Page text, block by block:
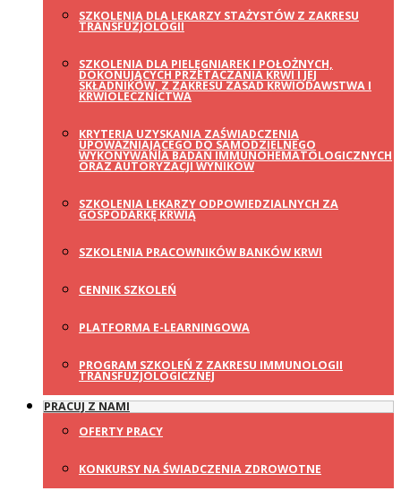
SZKOLENIA DLA LEKARZY STAŻYSTÓW Z ZAKRESU
TRANSFUZJOLOGII
SZKOLENIA DLA PIELĘGNIAREK I POŁOŻNYCH,
DOKONUJĄCYCH PRZETACZANIA KRWI I JEJ
SKŁADNIKÓW, Z ZAKRESU ZASAD KRWIODAWSTWA I
KRWIOLECZNICTWA
KRYTERIA UZYSKANIA ZAŚWIADCZENIA
UPOWAŻNIAJĄCEGO DO SAMODZIELNEGO
WYKONYWANIA BADAŃ IMMUNOHEMATOLOGICZNYCH
ORAZ AUTORYZACJI WYNIKÓW
SZKOLENIA LEKARZY ODPOWIEDZIALNYCH ZA
GOSPODARKĘ KRWIĄ
SZKOLENIA PRACOWNIKÓW BANKÓW KRWI
CENNIK SZKOLEŃ
PLATFORMA E-LEARNINGOWA
PROGRAM SZKOLEŃ Z ZAKRESU IMMUNOLOGII
TRANSFUZJOLOGICZNEJ
PRACUJ Z NAMI
OFERTY PRACY
KONKURSY NA ŚWIADCZENIA ZDROWOTNE